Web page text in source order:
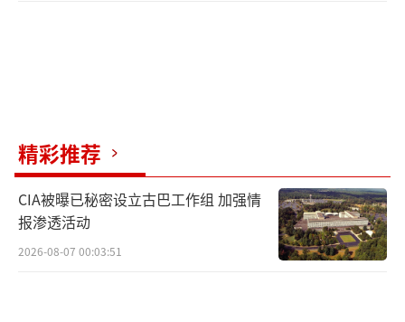
精彩推荐
CIA被曝已秘密设立古巴工作组 加强情
报渗透活动
2026-08-07 00:03:51